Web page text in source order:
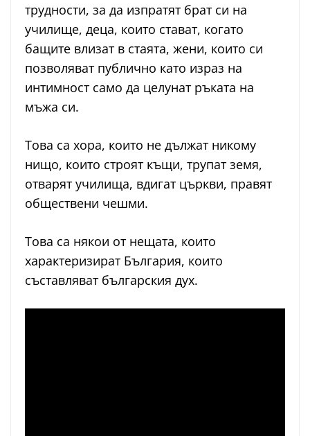
трудности, за да изпратят брат си на
училище, деца, които стават, когато
бащите влизат в стаята, жени, които си
позволяват публично като израз на
интимност само да целунат ръката на
мъжа си.
Това са хора, които не дължат никому
нищо, които строят къщи, трупат земя,
отварят училища, вдигат църкви, правят
обществени чешми.
Това са някои от нещата, които
характеризират България, които
съставляват българския дух.